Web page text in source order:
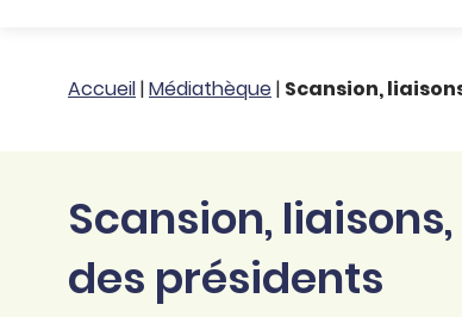
Particuliers
Organismes de
Toutes nos
professionnel
Animer une classe
Conjugaison
d’orthographe
Syntaxe
Accueil|Médiathèque| Scansion,
Scansion,
des présidents